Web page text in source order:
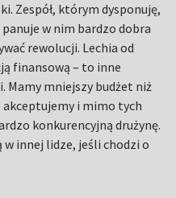
Zespół, którym dysponuję,
w nim bardzo dobra
rewolucji. Lechia od
finansową – to inne
Mamy mniejszy budżet niż
akceptujemy i mimo tych
konkurencyjną drużynę.
w innej lidze, jeśli chodzi o